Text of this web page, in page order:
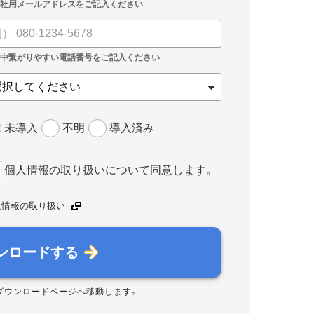
未導入 不明 導入済み
個人情報の取り扱いについて同意します。
報の取り扱い
ロードする
ウンロードページへ移動します。